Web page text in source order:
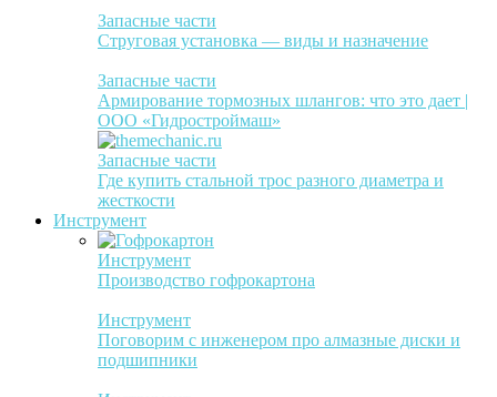
Запасные части
Струговая установка — виды и назначение
Запасные части
Армирование тормозных шлангов: что это дает |
ООО «Гидростроймаш»
Запасные части
Где купить стальной трос разного диаметра и
жесткости
Инструмент
Инструмент
Производство гофрокартона
Инструмент
Поговорим с инженером про алмазные диски и
подшипники